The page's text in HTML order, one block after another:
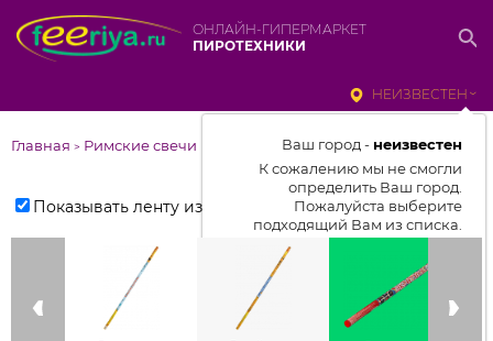
ОНЛАЙН-ГИПЕРМАРКЕТ
ПИРОТЕХНИКИ
НЕИЗВЕСТЕН
Ваш город - неизвестен
К сожалению мы не смогли
определить Ваш город.
Пожалуйста выберите
подходящий Вам из списка.
Выбрать город
От выбранного города зависит
отображаемый ассортимент,
Главная > Римские свечи
Показывать ленту изделий